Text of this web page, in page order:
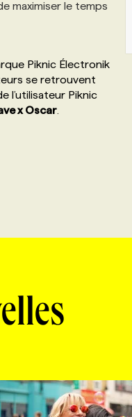
maximiser le temps
Piknic Électronik
se retrouvent
l’utilisateur Piknic
x Oscar